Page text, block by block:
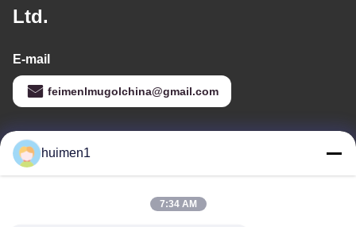
Ltd.
E-mail
feimenlmugolchina@gmail.com
Ons adres
No. 1-3, Shuiniupu Street, Yongxing Village, Baiyun District,
huimen1
7:34 AM